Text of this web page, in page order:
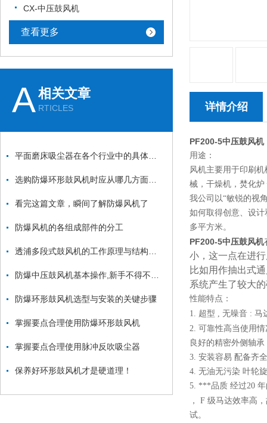
CX-中压鼓风机
查看更多
A相关文章
RTICLES
看完这篇文章，瞬间了解防爆风机了
防爆风机的各组成部件的分工
防爆环形鼓风机选型与安装的关键步骤
掌握要点合理使用防爆环形鼓风机
掌握要点合理使用脉冲反吹吸尘器
保养好环形鼓风机才是硬道理！
详情介绍
PF200-5中压鼓风机
用途：
风机主要用于印刷
械，干燥机，焚化
我公司以“敏锐的视
如何取得创意、设
多平方米。
PF200-5中压鼓风机
小，这一点在进
比如用作抽出式
系统产生了较大
性能特点：
1. 超型 , 无噪音 : 马
2. 可靠性高当使用
良好的精密外侧轴
3. 安装容易 配备齐
4. 无油无污染 叶轮
5. ***品质 经过20
， F 级马达效率高
试。